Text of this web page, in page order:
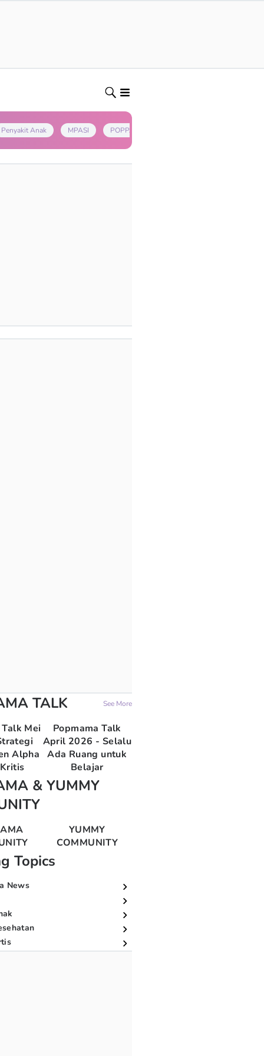
Penyakit Anak MPASI POPPAPA
TALK See More
Mei
Alpha
Popmama Talk
April 2026 - Selalu
Ada Ruang untuk
Belajar
& YUMMY
YUMMY
COMMUNITY
Topics
News